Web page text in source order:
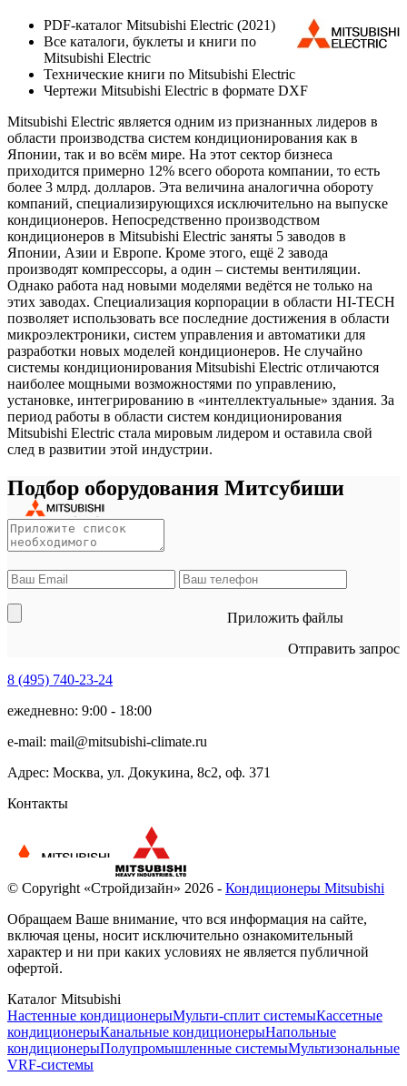
PDF-каталог Mitsubishi Electric (2021)
Все каталоги, буклеты и книги по
Mitsubishi Electric
Технические книги по Mitsubishi Electric
Чертежи Mitsubishi Electric в формате DXF
Mitsubishi Electric является одним из признанных лидеров в
области производства систем кондиционирования как в
Японии, так и во всём мире. На этот сектор бизнеса
приходится примерно 12% всего оборота компании, то есть
более 3 млрд. долларов. Эта величина аналогична обороту
компаний, специализирующихся исключительно на выпуске
кондиционеров. Непосредственно производством
кондиционеров в Mitsubishi Electric заняты 5 заводов в
Японии, Азии и Европе. Кроме этого, ещё 2 завода
производят компрессоры, а один – системы вентиляции.
Однако работа над новыми моделями ведётся не только на
этих заводах. Специализация корпорации в области HI-TECH
позволяет использовать все последние достижения в области
микроэлектроники, систем управления и автоматики для
разработки новых моделей кондиционеров. Не случайно
системы кондиционирования Mitsubishi Electric отличаются
наиболее мощными возможностями по управлению,
установке, интегрированию в «интеллектуальные» здания. За
период работы в области систем кондиционирования
Mitsubishi Electric стала мировым лидером и оставила свой
след в развитии этой индустрии.
Подбор оборудования Митсубиши
Приложить файлы
Отправить запрос
8 (495) 740-23-24
ежедневно: 9:00 - 18:00
e-mail: mail@mitsubishi-climate.ru
Адрес: Москва, ул. Докукина, 8с2, оф. 371
Контакты
© Copyright «Стройдизайн» 2026 - Кондиционеры Mitsubishi
Обращаем Ваше внимание, что вся информация на сайте,
включая цены, носит исключительно ознакомительный
характер и ни при каких условиях не является публичной
офертой.
Каталог Mitsubishi
Настенные кондиционерыМульти-сплит системыКассетные
кондиционерыКанальные кондиционерыНапольные
кондиционерыПолупромышленные системыМультизональные
VRF-системы